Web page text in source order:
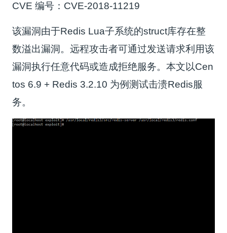
CVE 编号：CVE-2018-11219
该漏洞由于Redis Lua子系统的struct库存在整
数溢出漏洞。远程攻击者可通过发送请求利用该
漏洞执行任意代码或造成拒绝服务。本文以Cen
tos 6.9 + Redis 3.2.10 为例测试击溃Redis服
务。